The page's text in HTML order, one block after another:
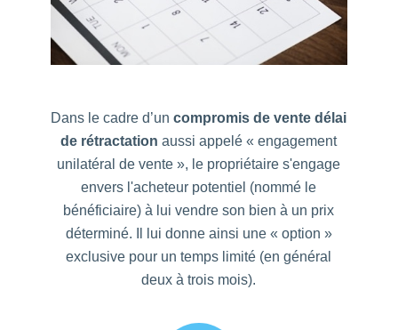
Dans le cadre d’uncompromis de vente délai
de rétractation aussi appelé « engagement
unilatéral de vente », le propriétaire s'engage
envers l'acheteur potentiel (nommé le
bénéficiaire) à lui vendre son bien à un prix
déterminé. Il lui donne ainsi une « option »
exclusive pour un temps limité (en général
deux à trois mois).